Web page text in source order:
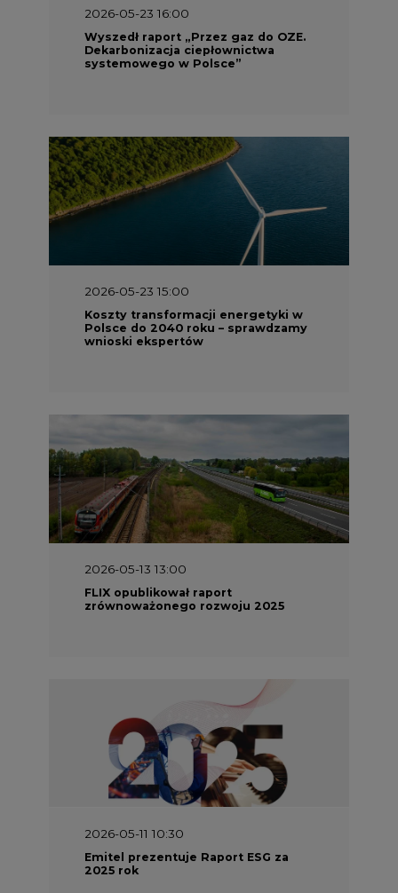
Koszty transformacji energetyki w
Polsce do 2040 roku – sprawdzamy
wnioski ekspertów
2026-05-13 13:00
FLIX opublikował raport
zrównoważonego rozwoju 2025
2026-05-11 10:30
Emitel prezentuje Raport ESG za
2025 rok